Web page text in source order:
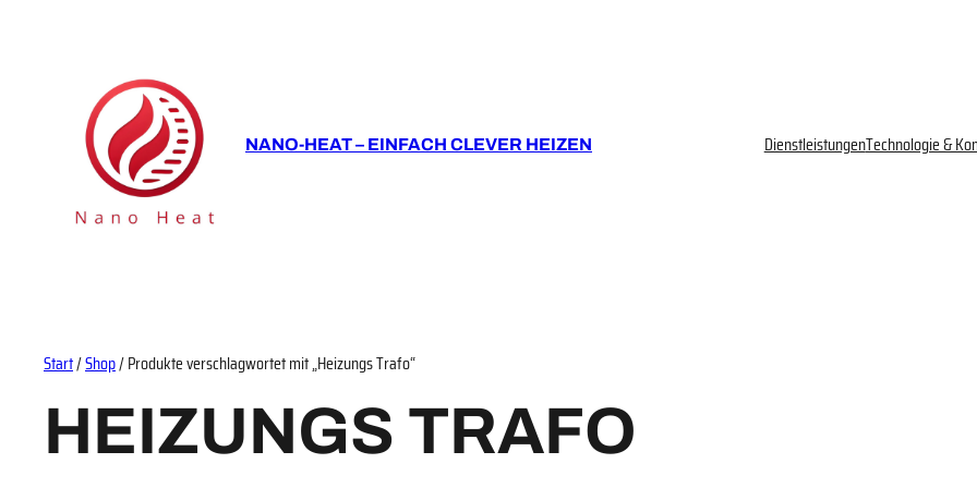
NANO-HEAT – EINFACH CLEVER HEIZEN DienstleistungenTechnologie &
Start/Shop/ Produkte verschlagwortet mit „Heizungs Trafo“
HEIZUNGS TRAFO